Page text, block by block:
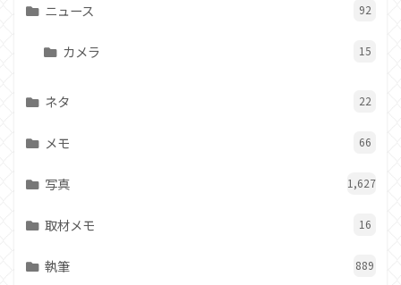
ニュース 92
カメラ 15
ネタ 22
メモ 66
写真 1,627
取材メモ 16
執筆 889